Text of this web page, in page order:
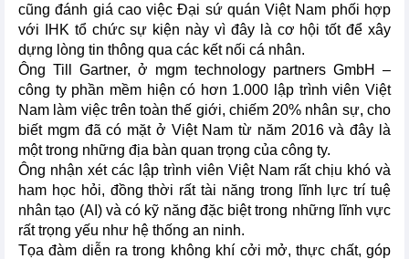
cũng đánh giá cao việc Đại sứ quán Việt Nam phối hợp
với IHK tổ chức sự kiện này vì đây là cơ hội tốt để xây
dựng lòng tin thông qua các kết nối cá nhân.
Ông Till Gartner, ở mgm technology partners GmbH –
công ty phần mềm hiện có hơn 1.000 lập trình viên Việt
Nam làm việc trên toàn thế giới, chiếm 20% nhân sự, cho
biết mgm đã có mặt ở Việt Nam từ năm 2016 và đây là
một trong những địa bàn quan trọng của công ty.
Ông nhận xét các lập trình viên Việt Nam rất chịu khó và
ham học hỏi, đồng thời rất tài năng trong lĩnh lực trí tuệ
nhân tạo (AI) và có kỹ năng đặc biệt trong những lĩnh vực
rất trọng yếu như hệ thống an ninh.
Tọa đàm diễn ra trong không khí cởi mở, thực chất, góp